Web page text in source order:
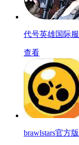
代号英雄国际服
查看
brawlstars官方版